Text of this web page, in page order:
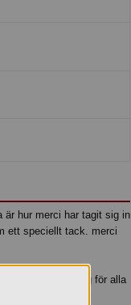
är hur merci har tagit sig in
ett speciellt tack. merci
och utan fyllning för alla